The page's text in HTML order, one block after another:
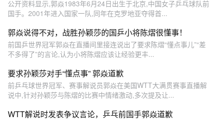
公开资料显示,郭焱1983年6月24日出生于北京,中国女子乒乓球队前
国手。2001年进入国家一队,同年在克罗地亚夺得首...
郭焱说得不对，战胜孙颖莎的国乒小将陈熠很懂事！
前国乒世界冠军郭焱在直播间里接连说出了要求陈熠“懂点事儿”“差
不多得了”的言论,认为小将陈熠应该让经验更丰...
要求孙颖莎对手“懂点事” 郭焱道歉
前乒乓球世界冠军、赛事解说员郭焱在美国WTT大满贯赛事直播解
说中,针对孙颖莎与陈熠的比赛中情绪激动,多次提及让...
WTT解说时发表争议言论，乒乓前国手郭焱道歉